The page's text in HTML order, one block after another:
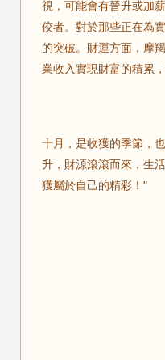
視，可能會有晉升或加
佼者。對於那些正在為
的突破。財運方面，摩
業收入實現財富的積累
十月，是收獲的季節，
升，財源滾滾而來，生
獲屬於自己的精彩！"